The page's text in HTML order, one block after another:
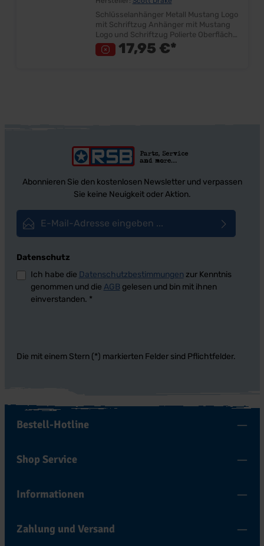
Schlüsselanhänger Metall Mustang Logo
mit Schriftzug Anhänger mit Mustang
Logo und Schriftzug Polierte Oberfläche
mit mattem Einsatz Gelasertes Logo
Größe ca. 60mm Inkl. Schlüsselring
17,95 €*
Abonnieren Sie den kostenlosen Newsletter und verpassen
Sie keine Neuigkeit oder Aktion.
Datenschutz
Ich habe die Datenschutzbestimmungen zur Kenntnis
genommen und die AGB gelesen und bin mit ihnen
einverstanden. *
Die mit einem Stern (*) markierten Felder sind Pflichtfelder.
Bestell-Hotline
Shop Service
Informationen
Zahlung und Versand